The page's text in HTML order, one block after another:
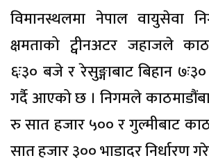
विमानस्थलमा नेपाल वायुसेवा
क्षमताको ट्वीनअटर जहाजले
६ः३० बजे र रेसुङ्गाबाट बिहान
गर्दै आएको छ । निगमले
रु सात हजार ५०० र गुल्मीबाट
सात हजार ३०० भाडादर निर्धारण